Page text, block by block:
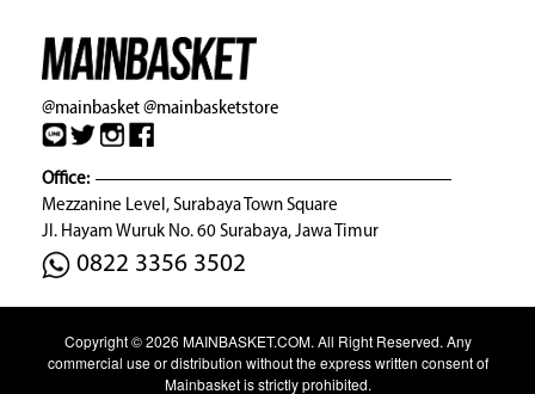
@mainbasket@mainbasketstore
Office:
Mezzanine Level, Surabaya Town Square
Jl. Hayam Wuruk No. 60 Surabaya, Jawa Timur
0822 3356 3502
Copyright © 2026 MAINBASKET.COM. All Right Reserved. Any
commercial use or distribution without the express written consent of
Mainbasket is strictly prohibited.